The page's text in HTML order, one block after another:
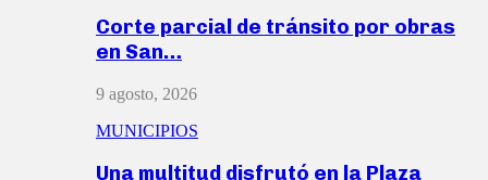
Corte parcial de tránsito por obras
en San…
9 agosto, 2026
MUNICIPIOS
Una multitud disfrutó en la Plaza